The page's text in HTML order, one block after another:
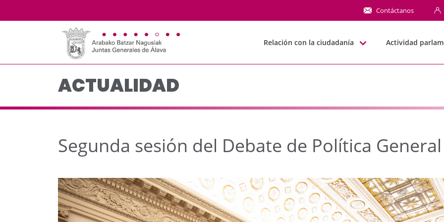
Segunda sesión del Debate de Política Contáctanos
Relación con la ciudadanía Actividad
ACTUALIDAD
Segunda sesión del Debate de Política General